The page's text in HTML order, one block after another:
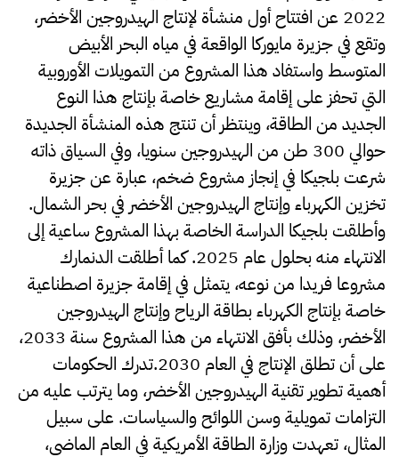
2022 عن افتتاح أول منشأة لإنتاج الهيدروجين الأخضر،
وتقع في جزيرة مايوركا الواقعة في مياه البحر الأبيض
المتوسط واستفاد هذا المشروع من التمويلات الأوروبية
التي تحفز على إقامة مشاريع خاصة بإنتاج هذا النوع
الجديد من الطاقة، وينتظر أن تنتج هذه المنشأة الجديدة
حوالي 300 طن من الهيدروجين سنويا، وفي السياق ذاته
شرعت بلجيكا في إنجاز مشروع ضخم، عبارة عن جزيرة
تخزين الكهرباء وإنتاج الهيدروجين الأخضر في بحر الشمال.
وأطلقت بلجيكا الدراسة الخاصة بهذا المشروع ساعية إلى
الانتهاء منه بحلول عام 2025. كما أطلقت الدنمارك
مشروعا فريدا من نوعه، يتمثل في إقامة جزيرة اصطناعية
خاصة بإنتاج الكهرباء بطاقة الرياح وإنتاج الهيدروجين
الأخضر، وذلك بأفق الانتهاء من هذا المشروع سنة 2033،
على أن تطلق الإنتاج في العام 2030.تدرك الحكومات
أهمية تطوير تقنية الهيدروجين الأخضر، وما يترتب عليه من
التزامات تمويلية وسن اللوائح والسياسات. على سبيل
المثال، تعهدت وزارة الطاقة الأمريكية في العام الماضي،